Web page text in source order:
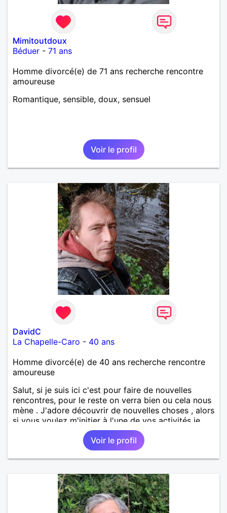
Mimitoutdoux
Béduer - 71 ans
Homme divorcé(e) de 71 ans recherche rencontre
amoureuse
Romantique, sensible, doux, sensuel
Voir le profil
DavidC
La Chapelle-Caro - 40 ans
Homme divorcé(e) de 40 ans recherche rencontre
amoureuse
Salut, si je suis ici c'est pour faire de nouvelles
rencontres, pour le reste on verra bien ou cela nous
mène . J'adore découvrir de nouvelles choses , alors
si vous voulez m'initier à l'une de vos activités je
Voir le profil